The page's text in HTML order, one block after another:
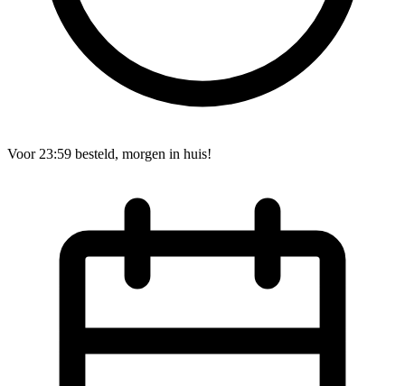
Voor 23:59 besteld, morgen in huis!